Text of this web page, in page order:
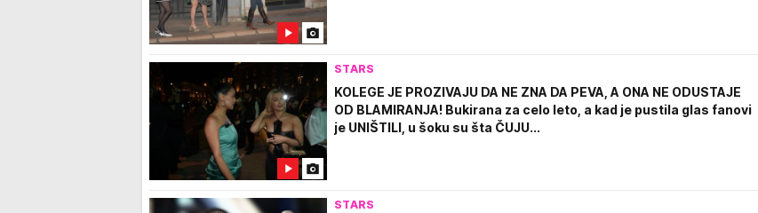
STARS
KOLEGE JE PROZIVAJU DA NE ZNA DA PEVA, A ONA NE ODUSTAJE
OD BLAMIRANJA! Bukirana za celo leto, a kad je pustila glas fanovi
je UNIŠTILI, u šoku su šta ČUJU...
STARS